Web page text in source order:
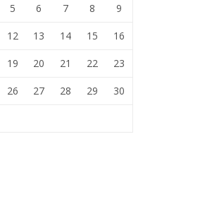
5 6 7 8 9
12 13 14 15 16
19 20 21 22 23
26 27 28 29 30